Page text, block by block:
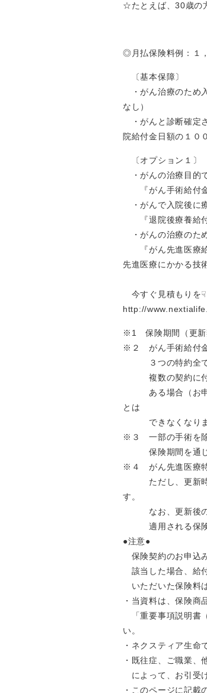
☆たとえば、30歳の
【カチッ
◎月払保険料例：１
〔基本保障〕
・がん治療のため
なし）
・がんと診断確定
院給付金日額の１０
〔オプション１〕
・がんの治療目的
『がん手術給付
・がんで入院後に
『退院後療養給
・がんの治療のた
『がん先進医療
先進医療にかかる技
今すぐ見積もりを☟
http://
※1 保険期間（更新
※２ がん手術給付金
３つの特約全てを
複数の契約に付加
ある場合（お申込
とは
できなくなりま
※３ 一部の手術を除
保険期間を通じ
※４ がん先進医療特
ただし、更新時の
す。
なお、更新後の保
適用される保険料
●注意●
保険契約のお申込
該当した場合、給
いただいた保険料
・当資料は、保険商
「重要事項説明書
い。
・ネクスティア生命
・既往症、ご職業
によって、お引受
・このページに記載